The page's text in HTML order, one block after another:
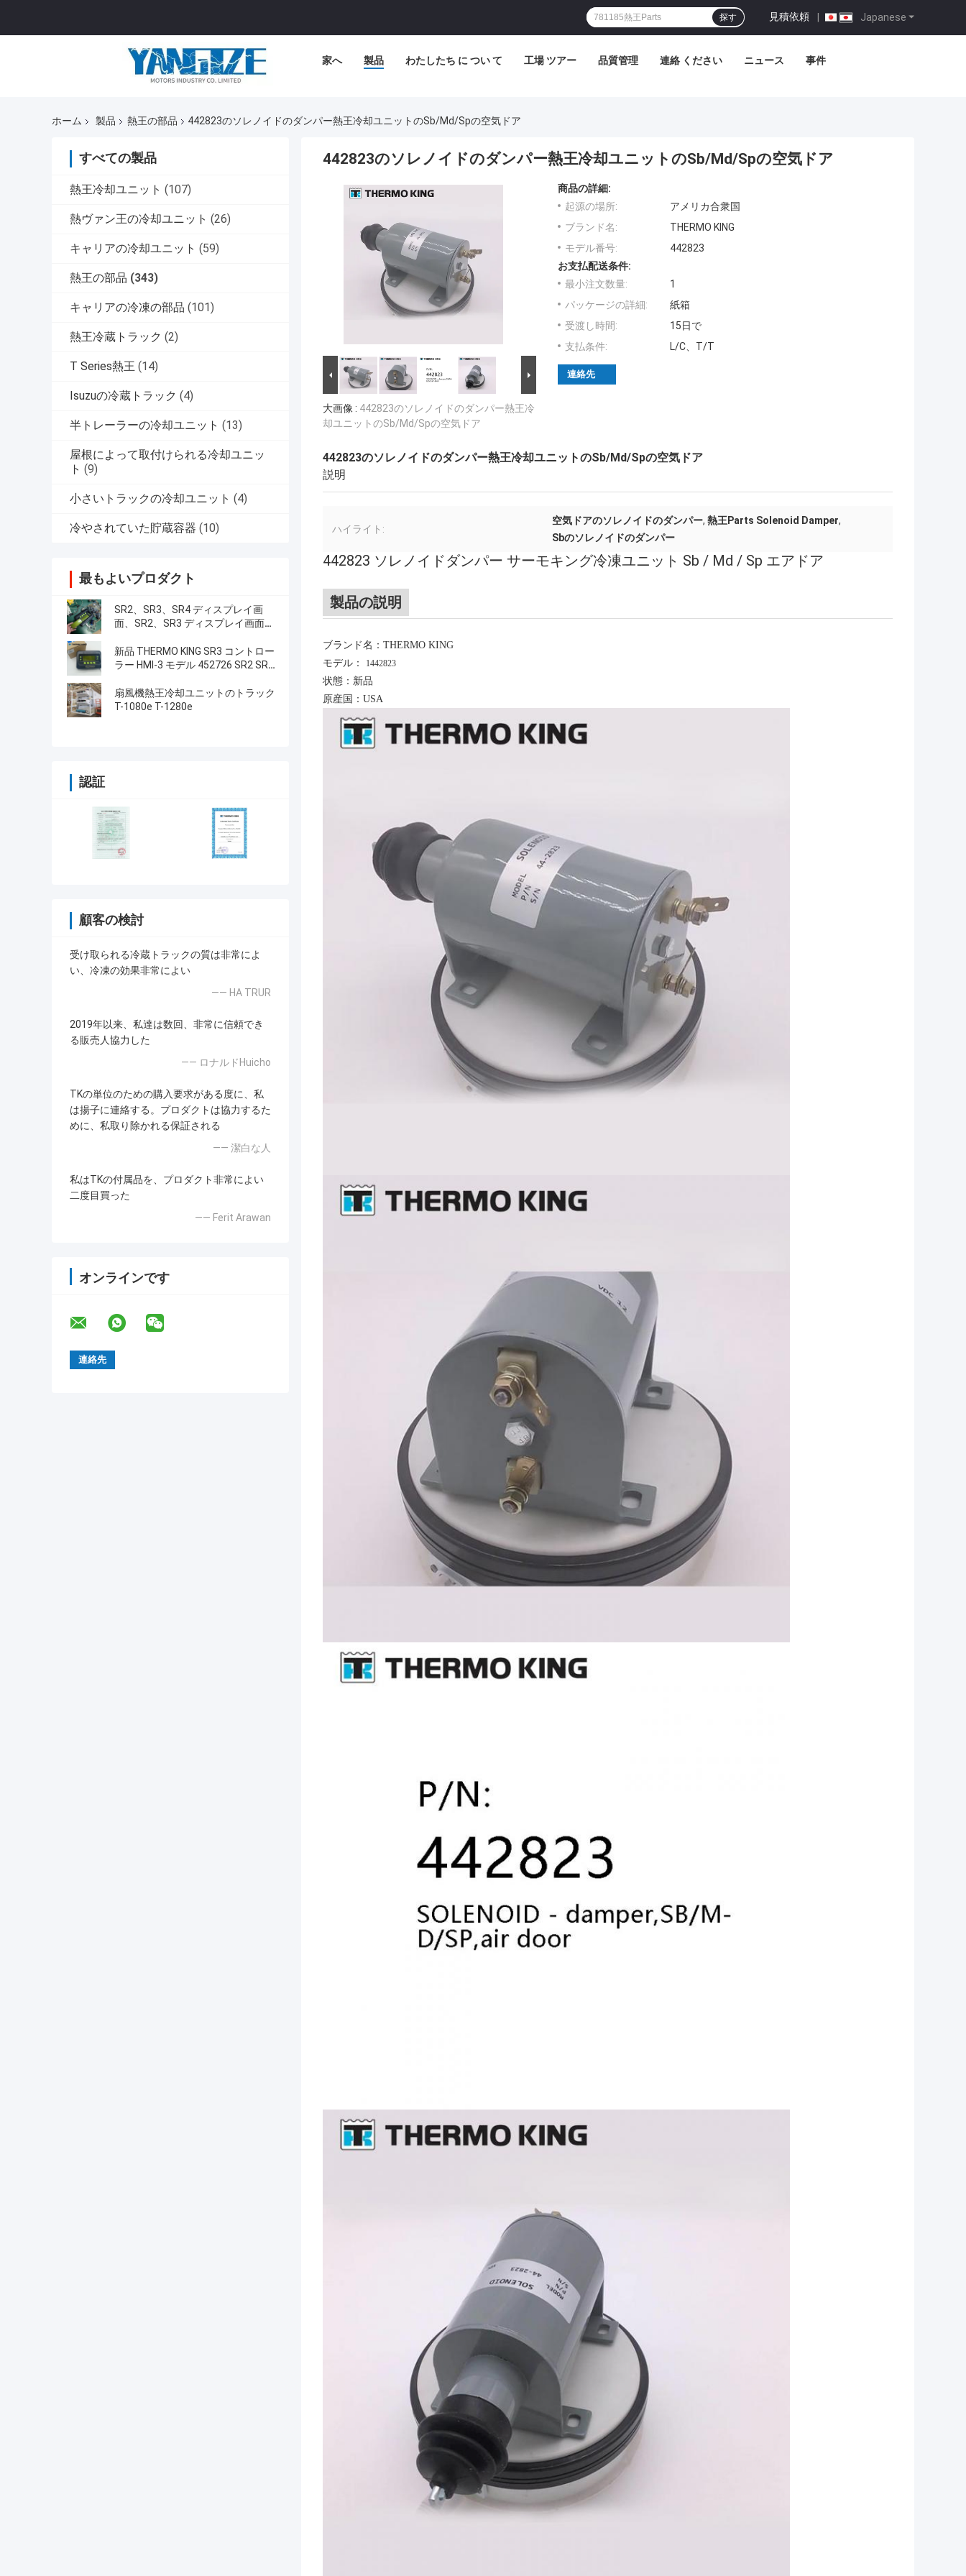
Japanese
見積依頼 |
探す
家へ 製品 わたしたち に つい て 工場 ツアー 品質管理 連絡 ください ニュース 事件
ホーム 製品 熱王の部品 442823のソレノイドのダンパー熱王冷却ユニットのSb/Md/Spの空気ドア
すべての製品
熱王冷却ユニット (107)
熱ヴァン王の冷却ユニット (26)
キャリアの冷却ユニット (59)
熱王の部品 (343)
キャリアの冷凍の部品 (101)
熱王冷蔵トラック (2)
T Series熱王 (14)
Isuzuの冷蔵トラック (4)
半トレーラーの冷却ユニット (13)
屋根によって取付けられる冷却ユニッ
ト (9)
小さいトラックの冷却ユニット (4)
冷やされていた貯蔵容器 (10)
最もよいプロダクト
SR2、SR3、SR4 ディスプレイ画
面、SR2、SR3 ディスプレイ画面
タイプ LCD画面 THERMO KING
SB210 SB230 HMI アフターマーケ
新品 THERMO KING SR3 コントロー
ラー HMI-3 モデル 452726 SR2 SR3
扇風機熱王冷却ユニットのトラック
T-1080e T-1280e
認証
顧客の検討
受け取られる冷蔵トラックの質は非常によ
い、冷凍の効果非常によい
—— HA TRUR
2019年以来、私達は数回、非常に信頼でき
る販売人協力した
—— ロナルドHuicho
TKの単位のための購入要求がある度に、私
は揚子に連絡する。プロダクトは協力するた
めに、私取り除かれる保証される
—— 潔白な人
私はTKの付属品を、プロダクト非常によい
二度目買った
—— Ferit Arawan
オンラインです
442823のソレノイドのダンパー熱王冷却ユニットのSb/Md/Spの空気ドア
大画像 : 442823のソレノイドのダンパー熱王冷
却ユニットのSb/Md/Spの空気ドア
商品の詳細:
起源の場所:
アメリカ合衆国
ブランド名:
THERMO KING
モデル番号:
442823
お支払配送条件:
最小注文数量:
1
パッケージの詳細:
紙箱
受渡し時間:
15日で
支払条件:
L/C、T/T
連絡先
442823のソレノイドのダンパー熱王冷却ユニットのSb/Md/Spの空気ドア
説明
ハイライト:
空気ドアのソレノイドのダンパー, 熱王Parts Solenoid Damper,
Sbのソレノイドのダンパー
442823 ソレノイドダンパー サーモキング冷凍ユニット Sb / Md / Sp エアドア
製品の説明
ブランド名：THERMO KING
モデル：
1442823
状態：新品
原産国：USA